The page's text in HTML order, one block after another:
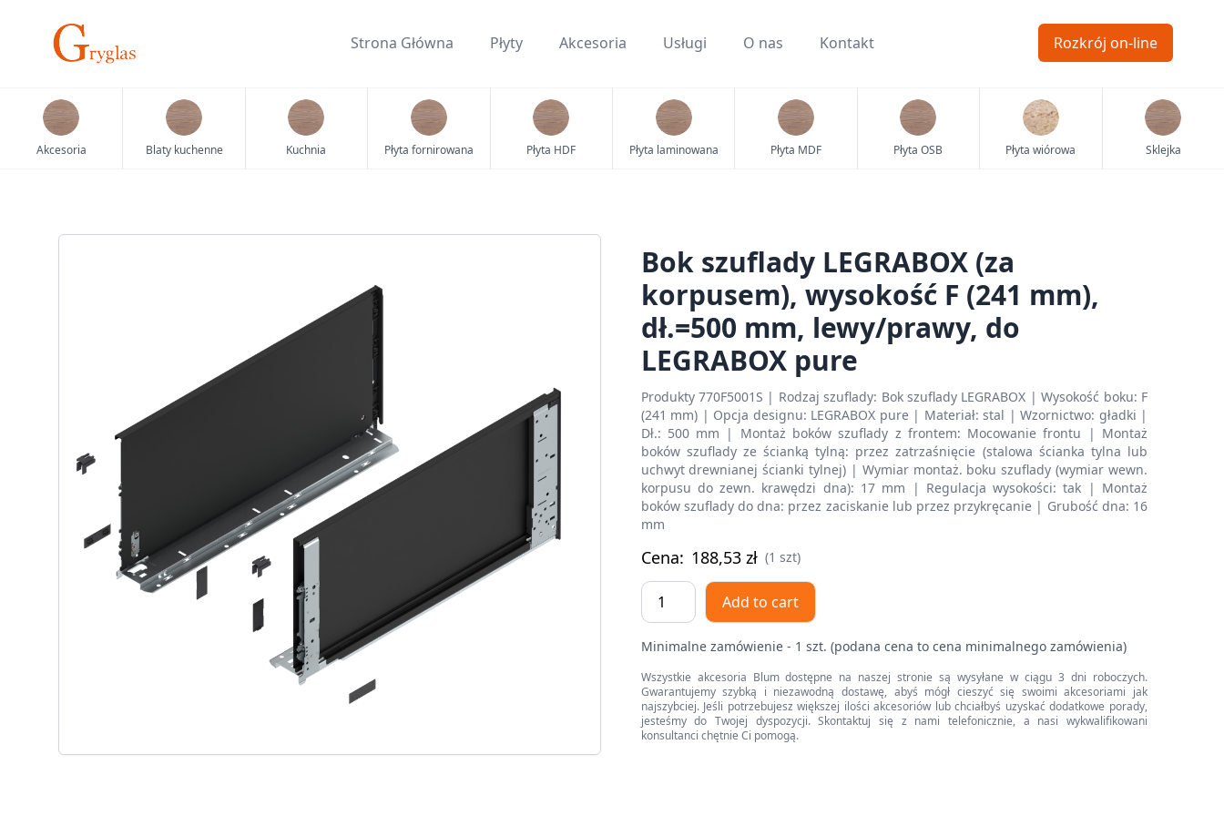
Strona Główna Płyty Akcesoria Usługi O nas Kontakt Rozkrój on-line
Akcesoria Blaty kuchenne Kuchnia Płyta fornirowana Płyta HDF Płyta laminowana Płyta MDF Płyta OSB Płyta wiórowa Sklejka
Bok szuflady LEGRABOX (za
korpusem), wysokość F (241 mm),
dł.=500 mm, lewy/prawy, do
LEGRABOX pure
Produkty 770F5001S | Rodzaj szuflady: Bok szuflady LEGRABOX | Wysokość boku: F
(241 mm) | Opcja designu: LEGRABOX pure | Materiał: stal | Wzornictwo: gładki |
Dł.: 500 mm | Montaż boków szuflady z frontem: Mocowanie frontu | Montaż
boków szuflady ze ścianką tylną: przez zatrzaśnięcie (stalowa ścianka tylna lub
uchwyt drewnianej ścianki tylnej) | Wymiar montaż. boku szuflady (wymiar wewn.
korpusu do zewn. krawędzi dna): 17 mm | Regulacja wysokości: tak | Montaż
boków szuflady do dna: przez zaciskanie lub przez przykręcanie | Grubość dna: 16
mm
Cena: 188,53 zł (1 szt)
Bok
szuflady
(za
korpusem),
wysokość
F
(241
Add to cart
Minimalne zamówienie - 1 szt. (podana cena to cena minimalnego zamówienia)
Wszystkie akcesoria Blum dostępne na naszej stronie są wysyłane w ciągu 3 dni roboczych.
Gwarantujemy szybką i niezawodną dostawę, abyś mógł cieszyć się swoimi akcesoriami jak
najszybciej. Jeśli potrzebujesz większej ilości akcesoriów lub chciałbyś uzyskać dodatkowe porady,
jesteśmy do Twojej dyspozycji. Skontaktuj się z nami telefonicznie, a nasi wykwalifikowani
konsultanci chętnie Ci pomogą.